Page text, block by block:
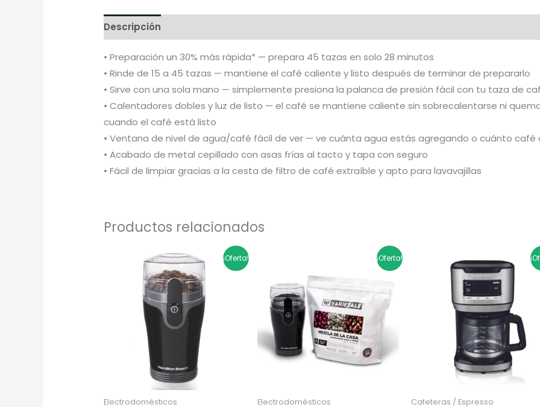
Descripción
• Preparación un 30% más rápida* — prepara 45 tazas en solo 28 minutos
• Rinde de 15 a 45 tazas — mantiene el café caliente y listo después de terminar de prepararlo
• Sirve con una sola mano — simplemente presiona la palanca de presión fácil con tu taza de
• Calentadores dobles y luz de listo — el café se mantiene caliente sin sobrecalentarse ni
cuando el café está listo
• Ventana de nivel de agua/café fácil de ver — ve cuánta agua estás agregando o cuánto café
• Acabado de metal cepillado con asas frías al tacto y tapa con seguro
• Fácil de limpiar gracias a la cesta de filtro de café extraíble y apto para lavavajillas
Productos relacionados
¡Oferta!
Electrodomésticos
precio
original
era:
$134.900.
El
precio
actual
es:
$107.920.
¡Oferta!
Electrodomésticos
original
era:
$179.900.
es:
$143.920.
Cafeteras / Espresso
precio
original
era:
$359.900.
precio
actual
es:
$287.920.